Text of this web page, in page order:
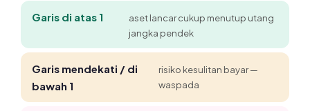
Garis di atas 1
aset lancar cukup menutup utang
jangka pendek
Garis mendekati / di
bawah 1
risiko kesulitan bayar —
waspada